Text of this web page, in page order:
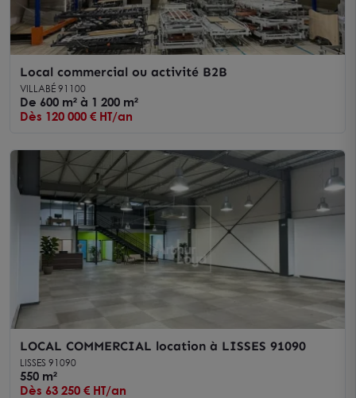
Local commercial ou activité B2B
VILLABÉ 91100
De 600 m² à 1 200 m²
Dès 120 000 € HT/an
LOCAL COMMERCIAL location à LISSES 91090
LISSES 91090
550 m²
Dès 63 250 € HT/an